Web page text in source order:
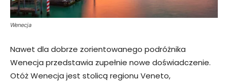
Wenecja
Nawet dla dobrze zorientowanego podróżnika
Wenecja przedstawia zupełnie nowe doświadczenie.
Otóż Wenecja jest stolicą regionu Veneto,